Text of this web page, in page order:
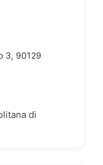
3, 90129
di